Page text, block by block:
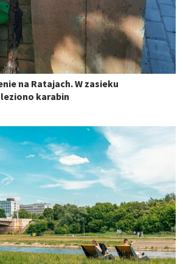
na Ratajach. W zasieku
karabin